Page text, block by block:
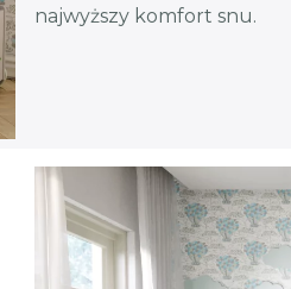
najwyższy komfort snu.